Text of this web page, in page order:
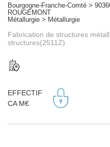
Bourgogne-Franche-Comté >
ROUGEMONT
Métallurgie > Métallurgie
Fabrication de structures
structures(2511Z)
EFFECTIF
CA M€